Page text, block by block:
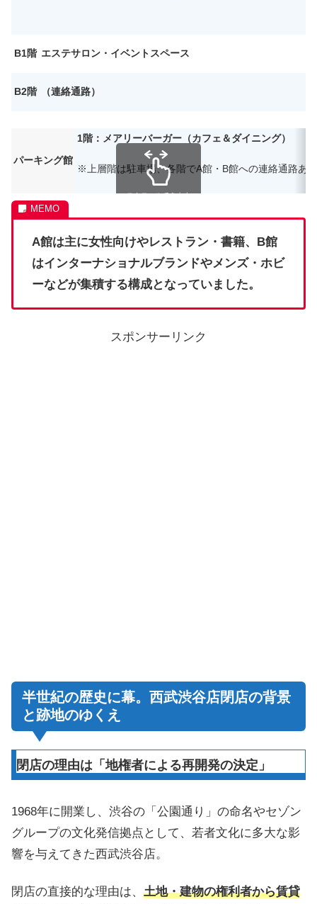
B1階 エステサロン・イベントスペース
B2階 （連絡通路）
パーキング館
1階：メアリーバーガー（カフェ＆ダイニング）
※上層階は駐車場、各階でA館・B館への連絡通路あり
スクロールできます
A館は主に女性向けやレストラン・書籍、B館
はインターナショナルブランドやメンズ・ホビ
ーなどが集積する構成となっていました。
スポンサーリンク
半世紀の歴史に幕。西武渋谷店閉店の背景
と跡地のゆくえ
閉店の理由は「地権者による再開発の決定」
1968年に開業し、渋谷の「公園通り」の命名やセゾン
グループの文化発信拠点として、若者文化に多大な影
響を与えてきた西武渋谷店。
閉店の直接的な理由は、 土地・建物の権利者から賃貸